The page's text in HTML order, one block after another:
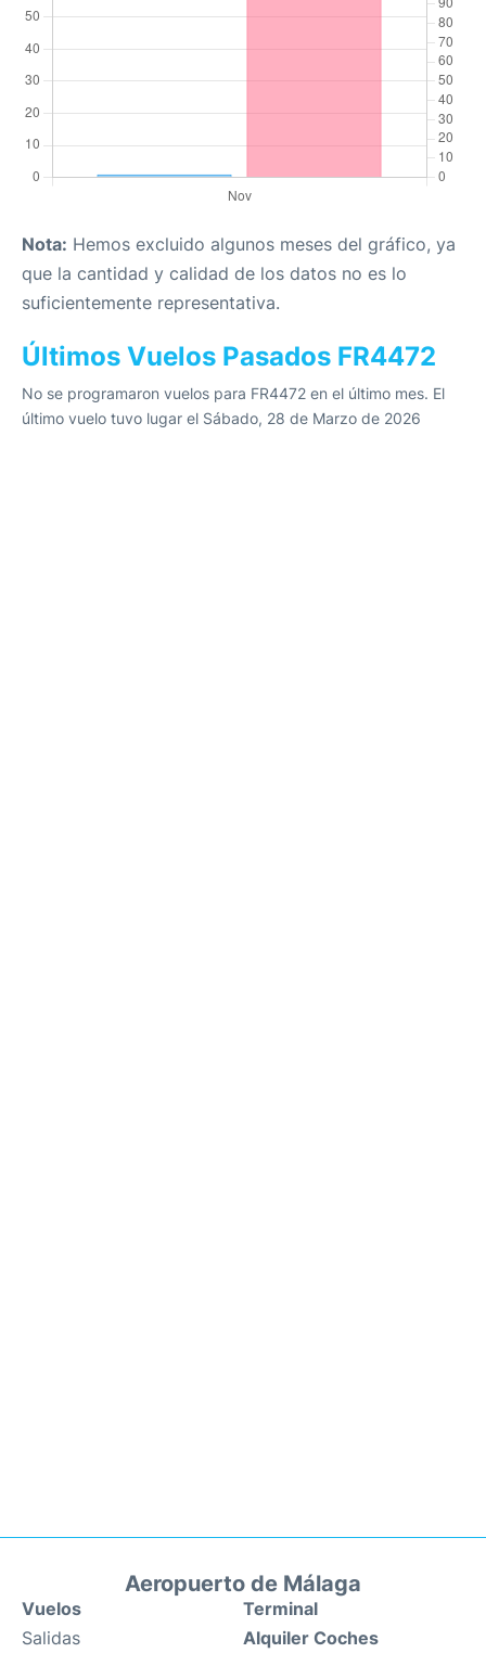
Nota: Hemos excluido algunos meses del gráfico, ya
que la cantidad y calidad de los datos no es lo
suficientemente representativa.
Últimos Vuelos Pasados FR4472
No se programaron vuelos para FR4472 en el último mes. El
último vuelo tuvo lugar el Sábado, 28 de Marzo de 2026
Aeropuerto de Málaga
Vuelos
Salidas
Terminal
Alquiler Coches